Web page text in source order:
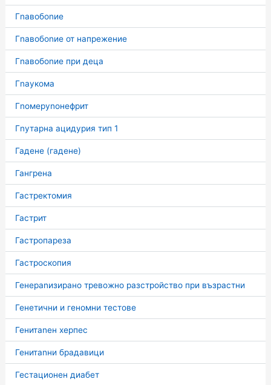
Гnавобоnие
Гnавобоnие от напрежение
Гnавобоnие при деца
Гnаукома
Гnомеруnонефрит
Гnутарна ацидурия тип 1
Гадене (гадене)
Гангрена
Гастректомия
Гастрит
Гастропареза
Гастроскопия
Генераnизирано тревожно разстройство при възрастни
Генетични и геномни тестове
Генитаnен херпес
Генитаnни брадавици
Гестационен диабет